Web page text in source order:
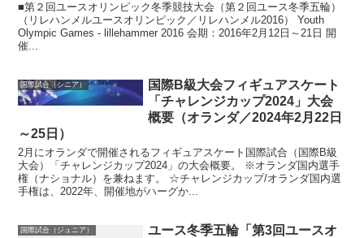
■第２回ユースオリンピック冬季競技大会（第２回ユース冬季五輪）
（リレハンメルユースオリンピック／リレハンメル2016） Youth
Olympic Games - lillehammer 2016 会期：2016年2月12日～21日 開
催...
国際試合（シニア）
国際B級大会フィギュアスケート
「チャレンジカップ2024」大会
概要（オランダ／2024年2月22日
～25日）
2月にオランダで開催されるフィギュアスケート国際試合（国際B級
大会）「チャレンジカップ2024」の大会概要。 ※オランダ国内選手
権（ナショナル）を兼ねます。 ☆チャレンジカップ/オランダ国内選
手権は、2022年、開催地がハーグか...
国際試合（ジュニア）
ユース冬季五輪「第3回ユースオ